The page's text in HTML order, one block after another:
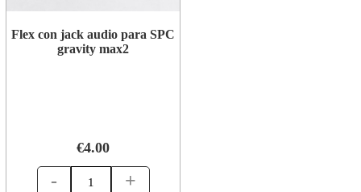
Flex con jack audio para SPC
gravity max2
€4.00
- +